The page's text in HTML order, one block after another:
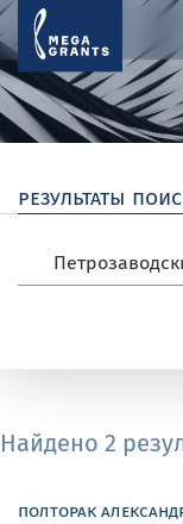
результаты
Найдено 2
полторак